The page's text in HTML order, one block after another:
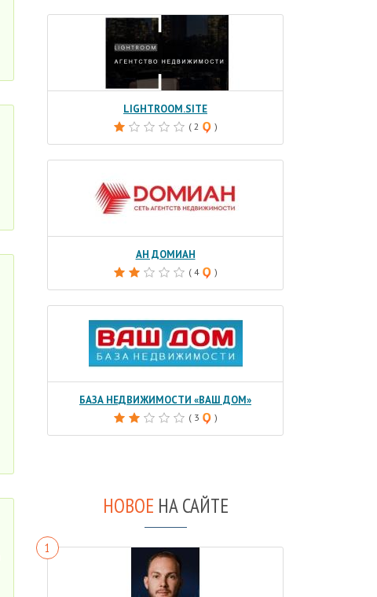
LIGHTROOM.SITE
( 2 )
АН ДОМИАН
( 4 )
БАЗА НЕДВИЖИМОСТИ «ВАШ ДОМ»
( 3 )
НОВОЕ НА САЙТЕ